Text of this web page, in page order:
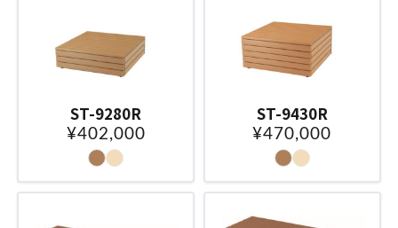
ST-9280R
¥402,000
ST-9430R
¥470,000